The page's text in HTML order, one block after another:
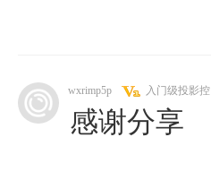
wxrimp5p 入门级投影控
感谢分享